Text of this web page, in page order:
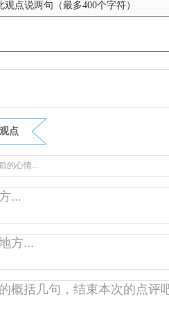
观点说两句（最多400个字符）
点